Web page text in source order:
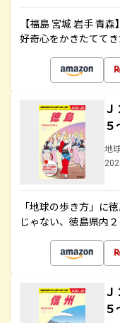
【福島 宮城 岩手 青
好奇心をかきたてて
地
「地球の歩き方」に
じゃない、徳島県内